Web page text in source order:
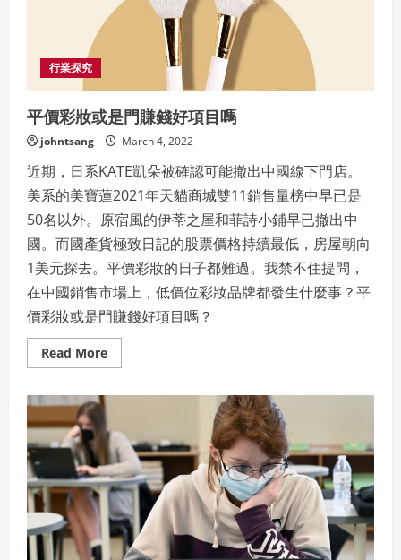
計
裝
行業探究
平價彩妝或是門賺錢好項目嗎
johntsang March 4, 2022
近期，日系KATE凱朵被確認可能撤出中國線下門店。
美系的美寶蓮2021年天貓商城雙11銷售量榜中早已是
50名以外。原宿風的伊蒂之屋和菲詩小鋪早已撤出中
國。而國產貨極致日記的股票價格持續最低，房屋朝向
1美元探去。平價彩妝的日子都難過。我禁不住提問，
在中國銷售市場上，低價位彩妝品牌都發生什麼事？平
價彩妝或是門賺錢好項目嗎？
Read MoreRead
more
妝
或
是
門
賺
錢
好
項
目
嗎